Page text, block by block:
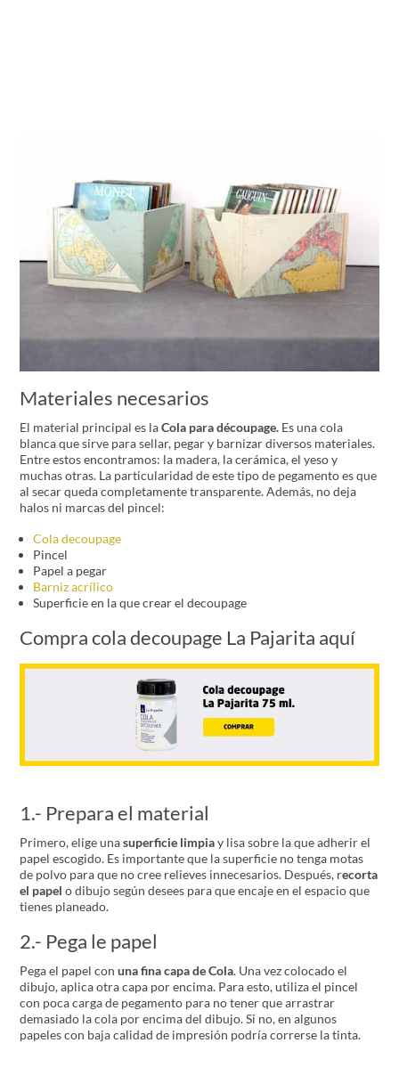
Materiales necesarios
El material principal es laCola para découpage. Es una cola
blanca que sirve para sellar, pegar y barnizar diversos materiales.
Entre estos encontramos: la madera, la cerámica, el yeso y
muchas otras. La particularidad de este tipo de pegamento es que
al secar queda completamente transparente. Además, no deja
halos ni marcas del pincel:
Cola decoupage
Pincel
Papel a pegar
Barniz acrílico
Superficie en la que crear el decoupage
Compra cola decoupage La Pajarita aquí
1.- Prepara el material
Primero, elige unasuperficie limpiay lisa sobre la que adherir el
papel escogido. Es importante que la superficie no tenga motas
de polvo para que no cree relieves innecesarios. Después, recorta
el papel o dibujo según desees para que encaje en el espacio que
tienes planeado.
2.- Pega le papel
Pega el papel conuna fina capa de Cola. Una vez colocado el
dibujo, aplica otra capa por encima. Para esto, utiliza el pincel
con poca carga de pegamento para no tener que arrastrar
demasiado la cola por encima del dibujo. Si no, en algunos
papeles con baja calidad de impresión podría correrse la tinta.